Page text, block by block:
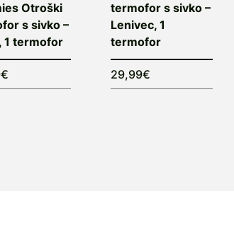
Otroški
s sivko –
1 termofor
termofor s sivko –
Lenivec, 1
termofor
29,99€